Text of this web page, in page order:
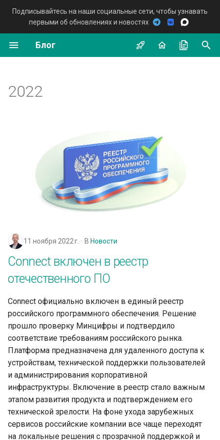
Подписывайтесь на наши социальные сети, чтобы узнавать
первыми об обновлениях и новостях
Блог
И
н
ц
я
п
о
и
с
а
Инструкции
Примеры использования
2022
11 ноября 2022 г. В Новости
Connect включен в реестр
отечественного ПО
Connect официально включен в единый реестр
российского программного обеспечения. Решение
прошло проверку Минцифры и подтвердило
соответствие требованиям российского рынка.
Платформа предназначена для удаленного доступа к
устройствам, технической поддержки пользователей
и администрирования корпоративной
инфраструктуры. Включение в реестр стало важным
этапом развития продукта и подтверждением его
технической зрелости. На фоне ухода зарубежных
сервисов российские компании все чаще переходят
на локальные решения с прозрачной поддержкой и